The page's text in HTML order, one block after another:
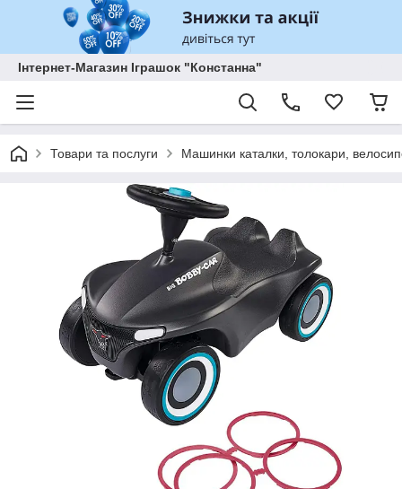
Інтернет-Магазин Іграшок "Констанна"
Товари та послуги Машинки каталки, толокари,